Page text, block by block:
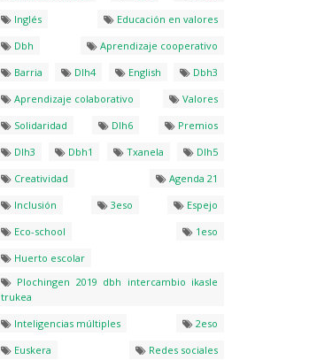
Inglés
Educación en valores
Dbh
Aprendizaje cooperativo
Barria
Dlh4 English
Dbh3
Aprendizaje colaborativo
Valores
Solidaridad
Dlh6
Premios
Dlh3
Dbh1 Txanela
Dlh5
Creatividad
Agenda 21
Inclusión
3eso
Espejo
Eco-school
1eso
Huerto escolar
Plochingen 2019 dbh intercambio ikasle
trukea
Inteligencias múltiples
2eso
Euskera
Redes sociales